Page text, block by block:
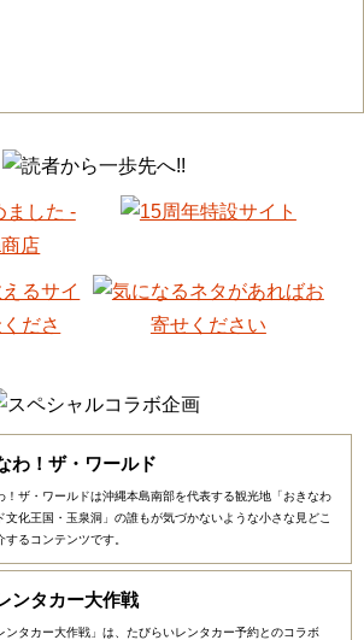
わ！ザ・ワールド
！ザ・ワールドは沖縄本島南部を代表する観光地「おきなわ
文化王国・玉泉洞」の誰もが気づかないような小さな見どこ
するコンテンツです。
ンタカー大作戦
ンタカー大作戦」は、たびらいレンタカー予約とのコラボ